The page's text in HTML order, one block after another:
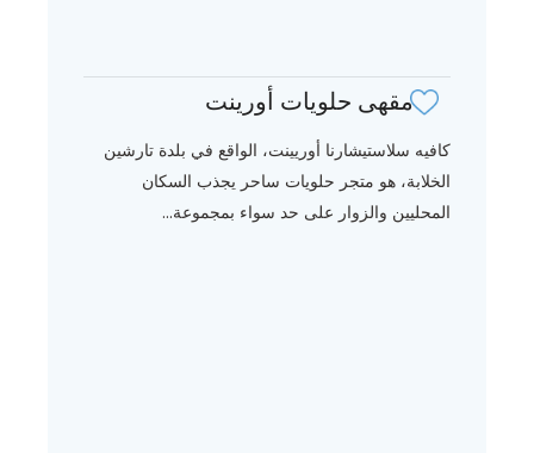
مقهى حلويات أورينت
كافيه سلاستيشارنا أوريينت، الواقع في بلدة تارشين
الخلابة، هو متجر حلويات ساحر يجذب السكان
المحليين والزوار على حد سواء بمجموعة...